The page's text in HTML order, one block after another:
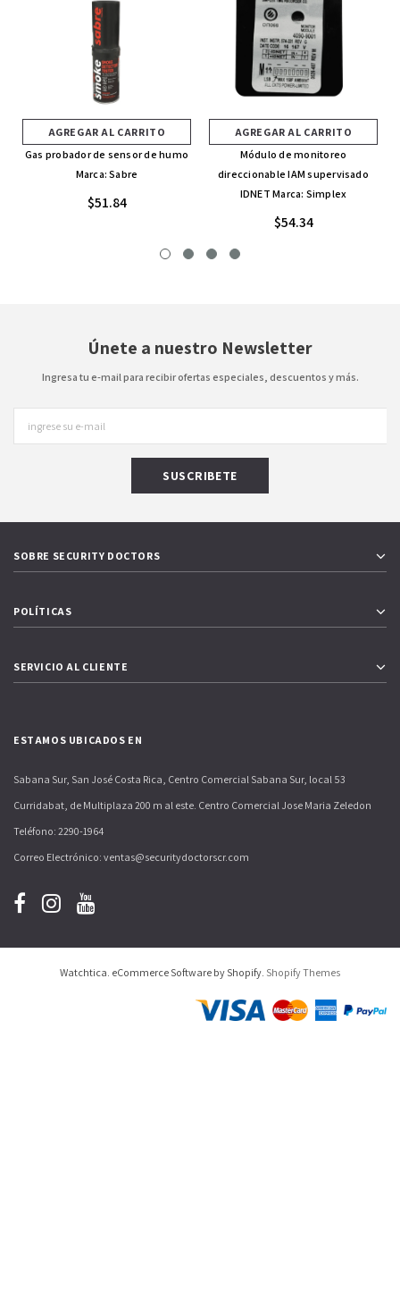
AGREGAR AL CARRITO
Gas probador de sensor de humo
Marca: Sabre
$51.84
AGREGAR AL CARRITO
Módulo de monitoreo
direccionable IAM supervisado
IDNET Marca: Simplex
$54.34
Únete a nuestro Newsletter
Ingresa tu e-mail para recibir ofertas especiales, descuentos y más.
SOBRE SECURITY DOCTORS
POLÍTICAS
SERVICIO AL CLIENTE
ESTAMOS UBICADOS EN
Sabana Sur, San José Costa Rica, Centro Comercial Sabana Sur, local 53
Curridabat, de Multiplaza 200 m al este. Centro Comercial Jose Maria Zeledon
Teléfono: 2290-1964
Correo Electrónico: ventas@securitydoctorscr.com
Watchtica. eCommerce Software by Shopify. Shopify Themes